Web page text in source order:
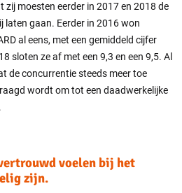
moesten eerder in 2017 en 2018 de
laten gaan. Eerder in 2016 won
al eens, met een gemiddeld cijfer
sloten ze af met een 9,3 en een 9,5. Al
de concurrentie steeds meer toe
wordt om tot een daadwerkelijke
voelen bij het
zijn.